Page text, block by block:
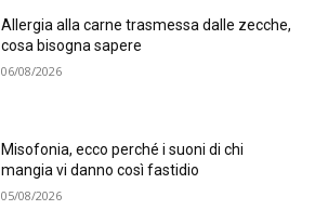
Allergia alla carne trasmessa dalle zecche,
cosa bisogna sapere
06/08/2026
Misofonia, ecco perché i suoni di chi
mangia vi danno così fastidio
05/08/2026